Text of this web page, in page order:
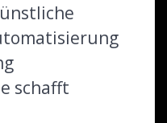
schafft